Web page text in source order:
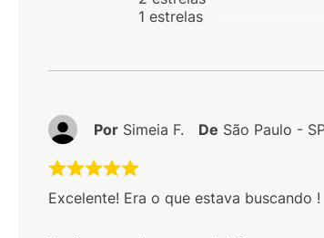
1 estrelas
Excelente! Era o que estava buscando !
Por Simeia F. De São Paulo -